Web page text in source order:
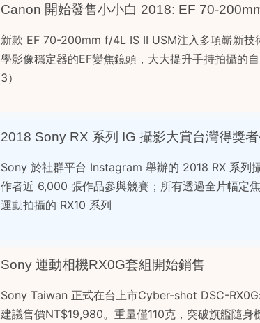
Canon 開始發售小小白 2018: EF 70-
新款 EF 70-200mm f/4L IS II USM注入多項嶄新
學影像穩定器的EF變焦鏡頭，大大提升手持拍攝的
3）
2018 Sony RX 系列 IG 攝影大賞台灣得獎者
Sony 於社群平台 Instagram 舉辦的 2018 RX 系列
作者近 6,000 張作品參與競賽；所有透過全片幅定
運動拍攝的 RX10 系列
Sony 運動相機RX0G套組開始銷售
Sony Taiwan 正式在台上市Cyber-shot DSC-RX0G
建議售價NT$19,980。重量僅110克，突破旗艦隨